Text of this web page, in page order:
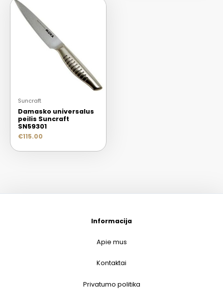
Suncraft
Damasko universalus
peilis Suncraft
SN59301
€115.00
Informacija
Apie mus
Kontaktai
Privatumo politika